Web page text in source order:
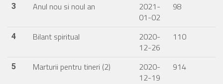
3 Anul nou si noul an
2021-
01-02
98
4 Bilant spiritual
2020-
12-26
110
5 Marturii pentru tineri (2)
2020-
12-19
914